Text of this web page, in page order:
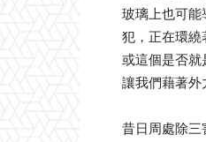
玻璃上也可能
犯，正在環
或這個是否就
讓我們藉著外
昔日周處除